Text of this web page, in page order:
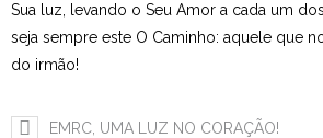
Utilidades
Estudar no CRSI
Sua luz, levando o Seu Amor a cada um
seja sempre este O Caminho: aquele que
do irmão!
EMRC, UMA LUZ NO CORAÇÃO!